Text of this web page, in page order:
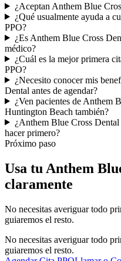
¿Aceptan Anthem Blue
¿Qué usualmente ayuda a
PPO?
¿Es Anthem Blue Cross
médico?
¿Cuál es la mejor primera
PPO?
¿Necesito conocer mis
Dental antes de agendar?
¿Ven pacientes de Anthem
Huntington Beach también?
¿Anthem Blue Cross
hacer primero?
Próximo paso
Usa tu Anthem
claramente
No necesitas averiguar todo
guiaremos el resto.
No necesitas averiguar todo
guiaremos el resto.